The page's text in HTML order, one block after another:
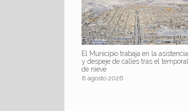
El Municipio trabaja en la asistencia
y despeje de calles tras el temporal
de nieve
6 agosto 2026